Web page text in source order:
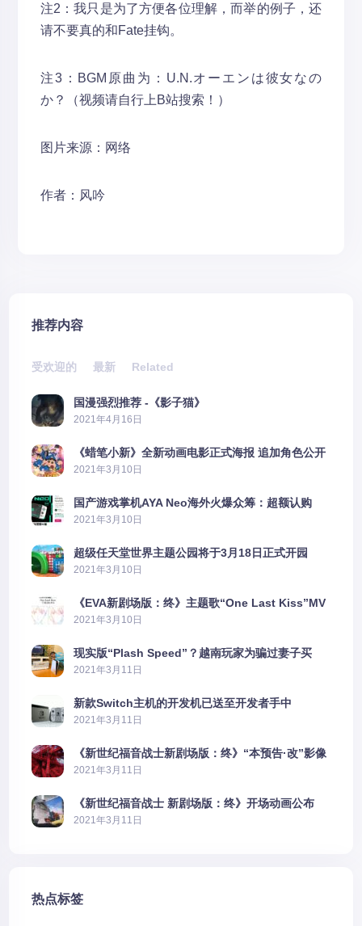
注2：我只是为了方便各位理解，而举的例子，还
请不要真的和Fate挂钩。
注3：BGM原曲为：U.N.オーエンは彼女なの
か？（视频请自行上B站搜索！）
图片来源：网络
作者：风吟
推荐内容
受欢迎的 最新 Related
国漫强烈推荐 -《影子猫》
2021年4月16日
《蜡笔小新》全新动画电影正式海报 追加角色公开
2021年3月10日
国产游戏掌机AYA Neo海外火爆众筹：超额认购
2606%
2021年3月10日
超级任天堂世界主题公园将于3月18日正式开园
2021年3月10日
《EVA新剧场版：终》主题歌“One Last Kiss”MV
公布
2021年3月10日
现实版“Plash Speed”？越南玩家为骗过妻子买
PS5上演好戏
2021年3月11日
新款Switch主机的开发机已送至开发者手中
2021年3月11日
《新世纪福音战士新剧场版：终》“本预告·改”影像
公开
2021年3月11日
《新世纪福音战士 新剧场版：终》开场动画公布
2021年3月11日
热点标签